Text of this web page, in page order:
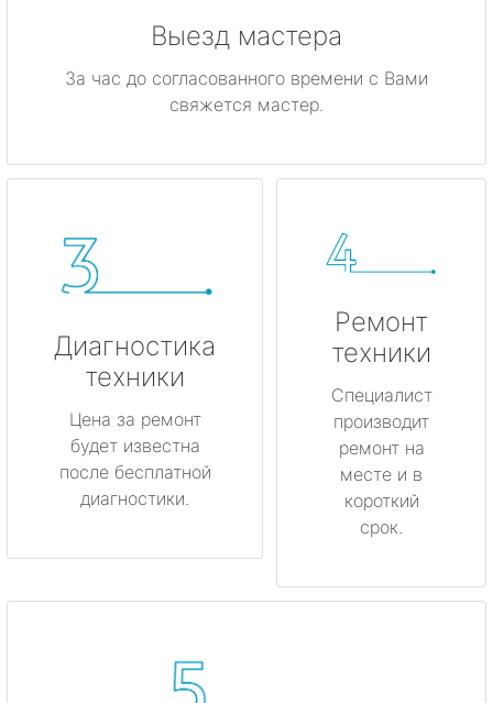
Выезд мастера
За час до согласованного времени с Вами
свяжется мастер.
Диагностика
техники
Цена за ремонт
будет известна
после бесплатной
диагностики.
Ремонт
техники
Специалист
производит
ремонт на
месте и в
короткий
срок.